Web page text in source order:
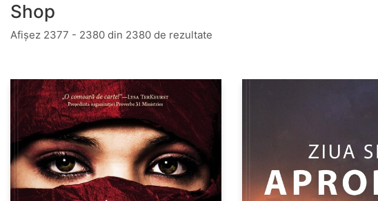
Shop
Afișez 2377 - 2380 din 2380 de rezultate